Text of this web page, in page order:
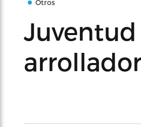
Otros
Juventud